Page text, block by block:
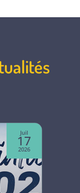
Juil
17
2026